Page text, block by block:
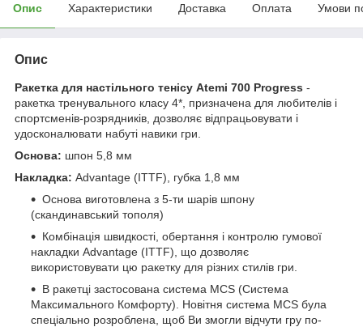
Опис Характеристики Доставка Оплата Умови
Опис
Ракетка для настільного тенісу Atemi 700 Progress -
ракетка тренувального класу 4*, призначена для любителів і
спортсменів-розрядників, дозволяє відпрацьовувати і
удосконалювати набуті навики гри.
Основа: шпон 5,8 мм
Накладка: Advantage (ITTF), губка 1,8 мм
Основа виготовлена з 5-ти шарів шпону
(скандинавський тополя)
Комбінація швидкості, обертання і контролю гумової
накладки Advantage (ITTF), що дозволяє
використовувати цю ракетку для різних стилів гри.
В ракетці застосована система MCS (Система
Максимального Комфорту). Новітня система MCS була
спеціально розроблена, щоб Ви змогли відчути гру по-